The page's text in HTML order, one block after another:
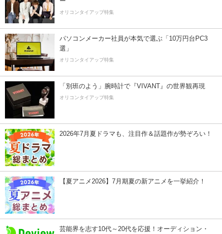
オリコンタイアップ特集
パソコンメーカー社員が本気で選ぶ「10万円台PC3
選」
オリコンタイアップ特集
「別班のよう」腕時計で『VIVANT』の世界観再現
オリコンタイアップ特集
2026年7月夏ドラマも、注目作＆話題作が勢ぞろい！
【夏アニメ2026】7月期夏の新アニメを一挙紹介！
芸能界を志す10代～20代を応援！オーディション・